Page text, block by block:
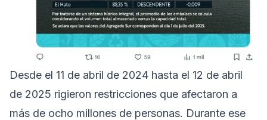
Desde el 11 de abril de 2024 hasta el 12 de abril
de 2025 rigieron restricciones que afectaron a
más de ocho millones de personas. Durante ese